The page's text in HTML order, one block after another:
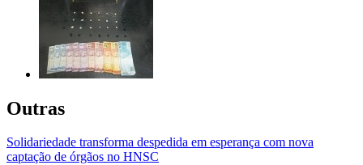
Outras
Solidariedade transforma despedida em esperança com nova
captação de órgãos no HNSC